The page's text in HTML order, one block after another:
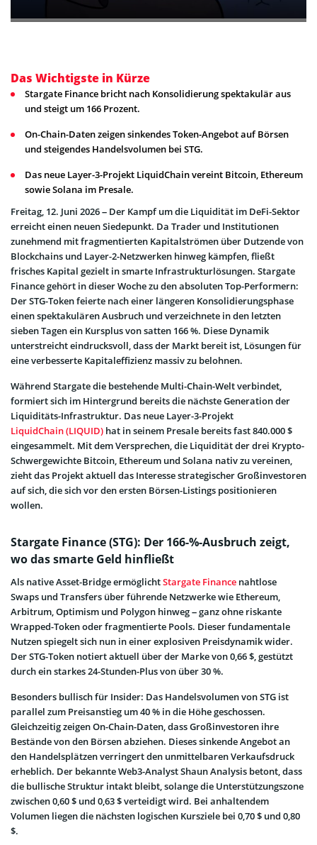
Das Wichtigste in Kürze
Stargate Finance bricht nach Konsolidierung spektakulär aus
und steigt um 166 Prozent.
On-Chain-Daten zeigen sinkendes Token-Angebot auf Börsen
und steigendes Handelsvolumen bei STG.
Das neue Layer-3-Projekt LiquidChain vereint Bitcoin, Ethereum
sowie Solana im Presale.
Freitag, 12. Juni 2026 – Der Kampf um die Liquidität im DeFi-Sektor
erreicht einen neuen Siedepunkt. Da Trader und Institutionen
zunehmend mit fragmentierten Kapitalströmen über Dutzende von
Blockchains und Layer-2-Netzwerken hinweg kämpfen, fließt
frisches Kapital gezielt in smarte Infrastrukturlösungen. Stargate
Finance gehört in dieser Woche zu den absoluten Top-Performern:
Der STG-Token feierte nach einer längeren Konsolidierungsphase
einen spektakulären Ausbruch und verzeichnete in den letzten
sieben Tagen ein Kursplus von satten 166 %. Diese Dynamik
unterstreicht eindrucksvoll, dass der Markt bereit ist, Lösungen für
eine verbesserte Kapitaleffizienz massiv zu belohnen.
Während Stargate die bestehende Multi-Chain-Welt verbindet,
formiert sich im Hintergrund bereits die nächste Generation der
Liquiditäts-Infrastruktur. Das neue Layer-3-Projekt
LiquidChain (LIQUID) hat in seinem Presale bereits fast 840.000 $
eingesammelt. Mit dem Versprechen, die Liquidität der drei Krypto-
Schwergewichte Bitcoin, Ethereum und Solana nativ zu vereinen,
zieht das Projekt aktuell das Interesse strategischer Großinvestoren
auf sich, die sich vor den ersten Börsen-Listings positionieren
wollen.
Stargate Finance (STG): Der 166-%-Ausbruch zeigt,
wo das smarte Geld hinfließt
Als native Asset-Bridge ermöglichtStargate Finance nahtlose
Swaps und Transfers über führende Netzwerke wie Ethereum,
Arbitrum, Optimism und Polygon hinweg – ganz ohne riskante
Wrapped-Token oder fragmentierte Pools. Dieser fundamentale
Nutzen spiegelt sich nun in einer explosiven Preisdynamik wider.
Der STG-Token notiert aktuell über der Marke von 0,66 $, gestützt
durch ein starkes 24-Stunden-Plus von über 30 %.
Besonders bullisch für Insider: Das Handelsvolumen von STG ist
parallel zum Preisanstieg um 40 % in die Höhe geschossen.
Gleichzeitig zeigen On-Chain-Daten, dass Großinvestoren ihre
Bestände von den Börsen abziehen. Dieses sinkende Angebot an
den Handelsplätzen verringert den unmittelbaren Verkaufsdruck
erheblich. Der bekannte Web3-Analyst Shaun Analysis betont, dass
die bullische Struktur intakt bleibt, solange die Unterstützungszone
zwischen 0,60 $ und 0,63 $ verteidigt wird. Bei anhaltendem
Volumen liegen die nächsten logischen Kursziele bei 0,70 $ und 0,80
$.